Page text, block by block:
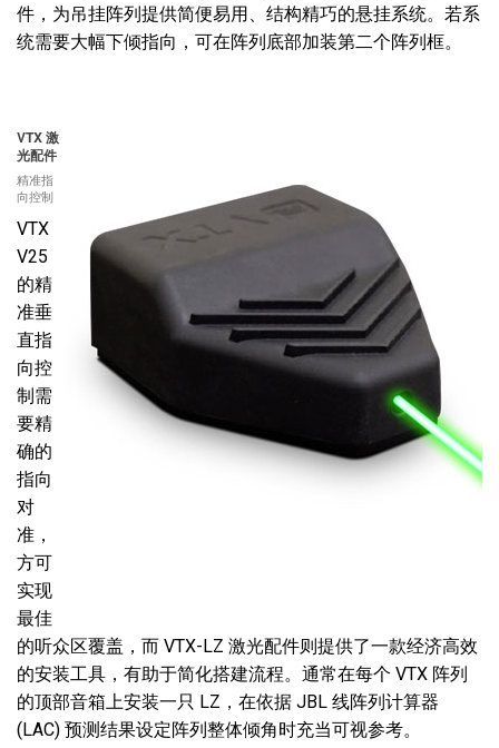
件，为吊挂阵列提供简便易用、结构精巧的悬挂系统。若系
统需要大幅下倾指向，可在阵列底部加装第二个阵列框。
VTX 激
光配件
精准指
向控制
VTX
V25
的精
准垂
直指
向控
制需
要精
确的
指向
对
准，
方可
实现
最佳
的听众区覆盖，而 VTX-LZ 激光配件则提供了一款经济高效
的安装工具，有助于简化搭建流程。通常在每个 VTX 阵列
的顶部音箱上安装一只 LZ，在依据 JBL 线阵列计算器
(LAC) 预测结果设定阵列整体倾角时充当可视参考。